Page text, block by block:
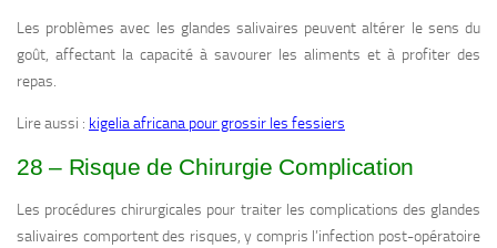
Les problèmes avec les glandes salivaires peuvent altérer le sens du
goût, affectant la capacité à savourer les aliments et à profiter des
repas.
Lire aussi : kigelia africana pour grossir les fessiers
28 – Risque de Chirurgie Complication
Les procédures chirurgicales pour traiter les complications des glandes
salivaires comportent des risques, y compris l’infection post-opératoire